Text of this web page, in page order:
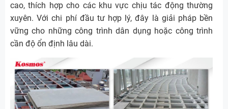
cao, thích hợp cho các khu vực chịu tác động thường
xuyên. Với chi phí đầu tư hợp lý, đây là giải pháp bền
vững cho những công trình dân dụng hoặc công trình
cần độ ổn định lâu dài.